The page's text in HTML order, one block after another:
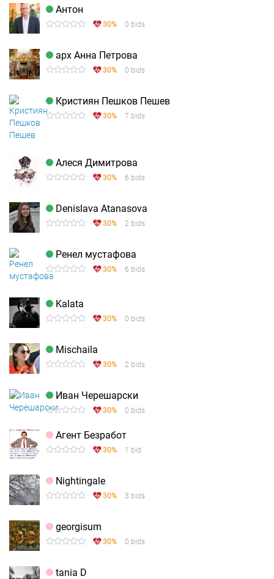
Антон
30% 0 bids
арх Анна Петрова
30% 0 bids
Кристиян Пешков Пешев
30% 7 bids
Алеся Димитрова
30% 6 bids
Denislava Atanasova
30% 2 bids
Ренел мустафова
30% 6 bids
Kalata
30% 0 bids
Mischaila
30% 2 bids
Иван Черешарски
30% 0 bids
Агент Безработ
30% 1 bid
Nightingale
30% 3 bids
georgisum
30% 0 bids
tania D